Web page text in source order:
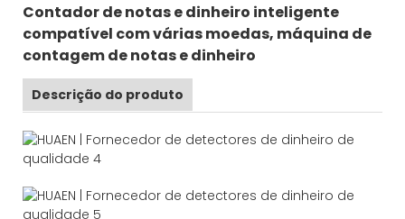
Contador de notas e dinheiro inteligente
compatível com várias moedas, máquina de
contagem de notas e dinheiro
Descrição do produto